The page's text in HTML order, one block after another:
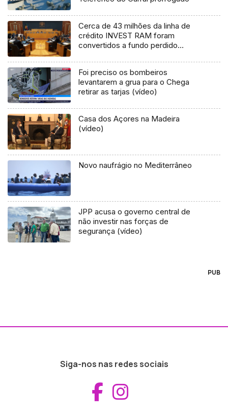
Cerca de 43 milhões da linha de
crédito INVEST RAM foram
convertidos a fundo perdido
Foi preciso os bombeiros
levantarem a grua para o Chega
retirar as tarjas (vídeo)
Casa dos Açores na Madeira
(vídeo)
Novo naufrágio no Mediterrâneo
JPP acusa o governo central de
não investir nas forças de
segurança (vídeo)
PUB
Siga-nos nas redes sociais
Aceder ao